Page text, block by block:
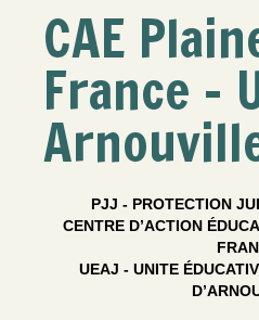
CAE
France -
PJJ - PROTECTION
CENTRE D’ACTION
UEAJ - UNITE